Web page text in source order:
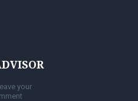
your